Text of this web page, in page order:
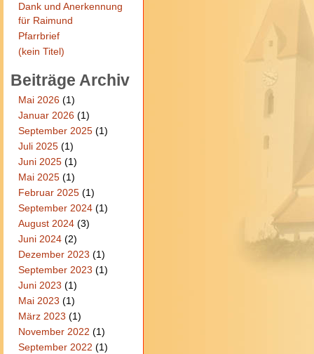
Dank und Anerkennung
für Raimund
Pfarrbrief
(kein Titel)
Beiträge Archiv
Mai 2026(1)
Januar 2026(1)
September 2025(1)
Juli 2025(1)
Juni 2025(1)
Mai 2025(1)
Februar 2025(1)
September 2024(1)
August 2024(3)
Juni 2024(2)
Dezember 2023 (1)
September 2023 (1)
Juni 2023 (1)
Mai 2023 (1)
März 2023 (1)
November 2022 (1)
September 2022 (1)